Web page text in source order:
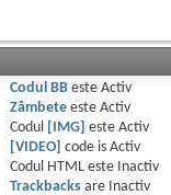
Codul BBeste Activ
Zâmbeteeste Activ
Codul
[IMG] este Activ
[VIDEO] code is Activ
Codul HTML este
Inactiv
Trackbacksare
Inactiv